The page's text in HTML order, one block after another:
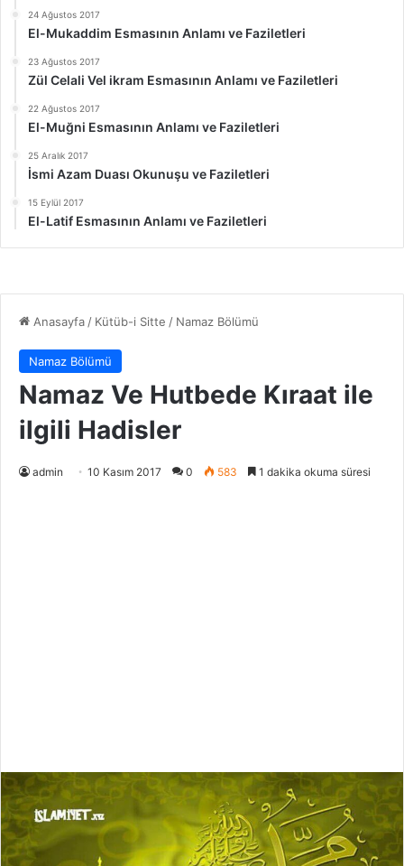
24 Ağustos 2017
El-Mukaddim Esmasının Anlamı ve Faziletleri
23 Ağustos 2017
Zül Celali Vel ikram Esmasının Anlamı ve Faziletleri
22 Ağustos 2017
El-Muğni Esmasının Anlamı ve Faziletleri
25 Aralık 2017
İsmi Azam Duası Okunuşu ve Faziletleri
15 Eylül 2017
El-Latif Esmasının Anlamı ve Faziletleri